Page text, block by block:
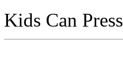
Kids Can Press